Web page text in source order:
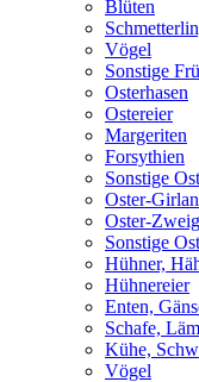
Blüten
Vögel
Sonstige
Osterhasen
Ostereier
Margeriten
Forsythien
Sonstige
Oster-
Oster-
Sonstige
Hühner,
Hühnereier
Enten,
Schafe,
Kühe,
Vögel